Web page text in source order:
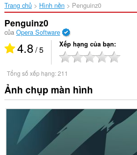
Trang chủ Hình nền Penguinz0‎
Penguinz0
của Opera Software
4.8/ 5 Xếp hạng của bạn
Tổng số xếp hạng:211
Ảnh chụp màn hình